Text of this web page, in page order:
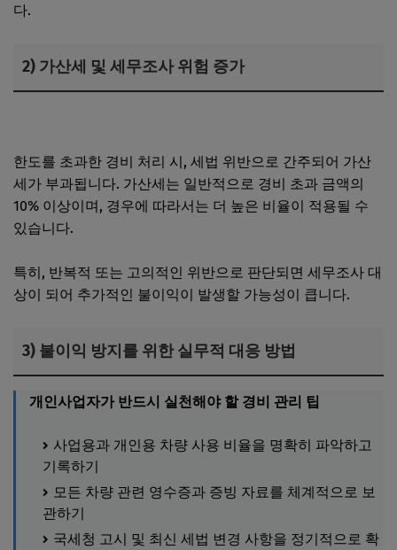
다.
2) 가산세 및 세무조사 위험 증가
한도를 초과한 경비 처리 시, 세법 위반으로 간주되어 가산
세가 부과됩니다. 가산세는 일반적으로 경비 초과 금액의
10% 이상이며, 경우에 따라서는 더 높은 비율이 적용될 수
있습니다.
특히, 반복적 또는 고의적인 위반으로 판단되면 세무조사 대
상이 되어 추가적인 불이익이 발생할 가능성이 큽니다.
3) 불이익 방지를 위한 실무적 대응 방법
개인사업자가 반드시 실천해야 할 경비 관리 팁
사업용과 개인용 차량 사용 비율을 명확히 파악하고
기록하기
모든 차량 관련 영수증과 증빙 자료를 체계적으로 보
관하기
국세청 고시 및 최신 세법 변경 사항을 정기적으로 확